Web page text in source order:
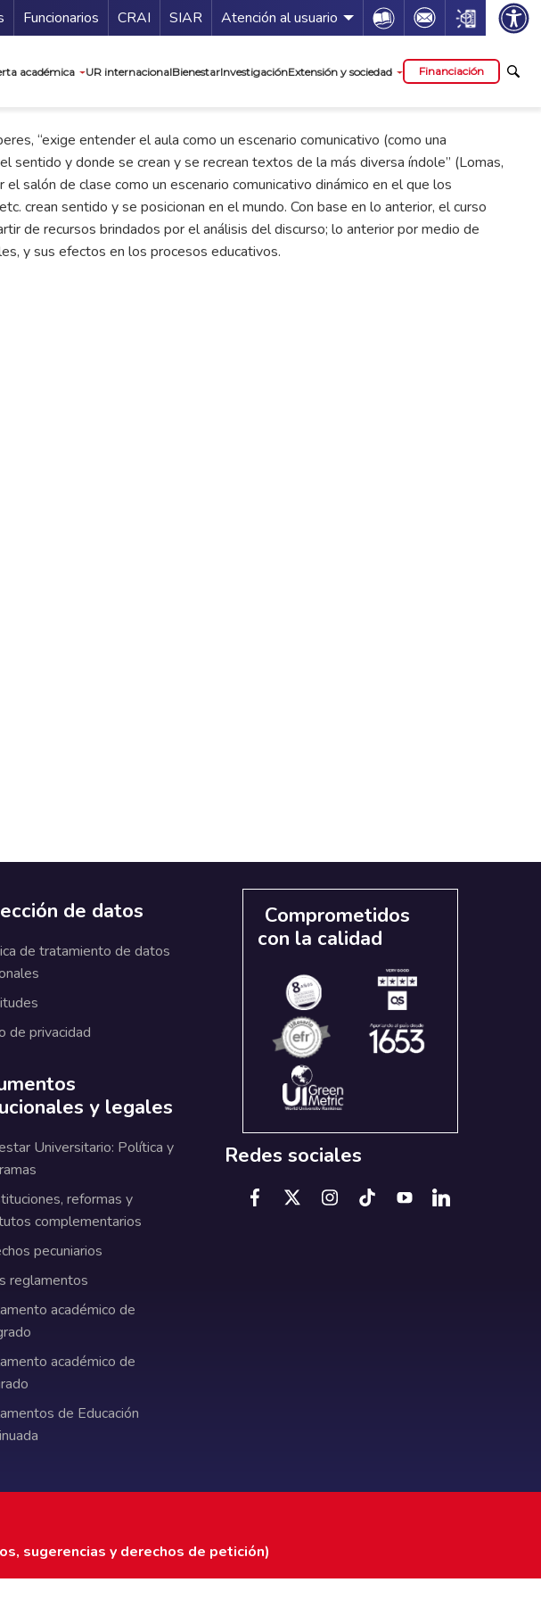
Funcionarios Guía de servicios
CRAI SIAR Atención al usuario Icon Icon Icon
académica UR internacionalBienestarInvestigaciónExtensión y sociedad Financiación
“exige entender el aula como un escenario comunicativo (como una
sentido y donde se crean y se recrean textos de la más diversa índole” (Lomas,
salón de clase como un escenario comunicativo dinámico en el que los
crean sentido y se posicionan en el mundo. Con base en lo anterior, el curso
de recursos brindados por el análisis del discurso; lo anterior por medio de
y sus efectos en los procesos educativos.
de datos
de tratamiento de datos
de privacidad
y legales
Universitario: Política y
reformas y
complementarios
pecuniarios
reglamentos
académico de
académico de
de Educación
Comprometidos
con la calidad
Redes sociales
sugerencias y derechos de petición)